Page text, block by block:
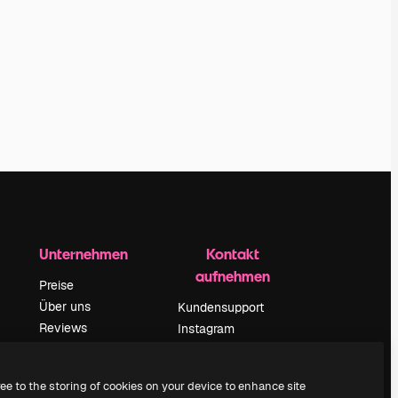
Unternehmen
Preise
Über uns
Reviews
Blog
Kontakt
aufnehmen
Kundensupport
Instagram
TikTok
to the storing of cookies on your device to enhance site